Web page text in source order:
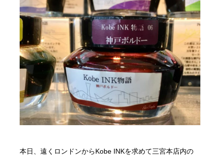
本日、遠くロンドンからKobe INKを求めて三宮本店内の